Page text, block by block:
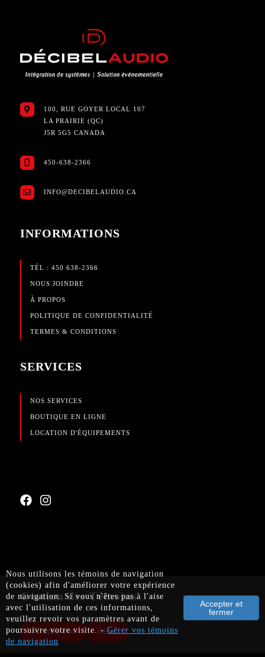
Gestion des Témoins
Nous utilisons les témoins de navigation
(cookies) afin d'améliorer votre expérience
de navigation. Si vous n'êtes pas à l'aise
avec l'utilisation de ces informations,
veuillez revoir vos paramètres avant de
poursuivre votre visite. -Gérer vos témoins
de navigation
Accepter et
fermer
Accepter tout Gérer
100, RUE GOYER LOCAL 107
LA PRAIRIE (QC)
J5R 5G5 CANADA
450-638-2366
INFO@DECIBELAUDIO.CA
INFORMATIONS
TÉL : 450 638-2366
NOUS JOINDRE
À PROPOS
POLITIQUE DE CONFIDENTIALITÉ
TERMES & CONDITIONS
SERVICES
NOS SERVICES
BOUTIQUE EN LIGNE
LOCATION D'ÉQUIPEMENTS
PLAN DU SITE
CONDITIONS D'UTILISATIONS DU SITE WEB
PROPULSÉ PAR